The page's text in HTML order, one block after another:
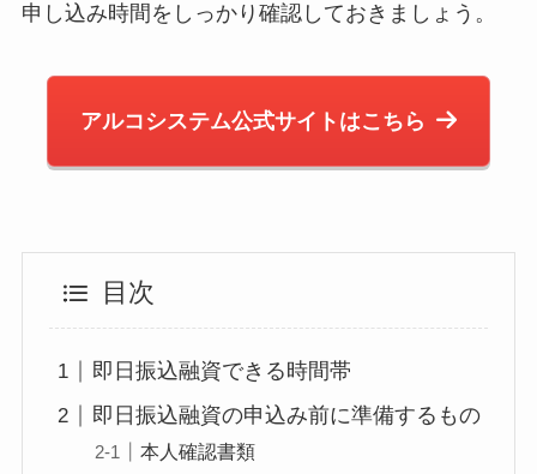
申し込み時間をしっかり確認しておきましょう。
アルコシステム公式サイトはこちら
目次
即日振込融資できる時間帯
即日振込融資の申込み前に準備するもの
本人確認書類